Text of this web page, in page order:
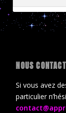
NOUS
Si vous avez
particulier